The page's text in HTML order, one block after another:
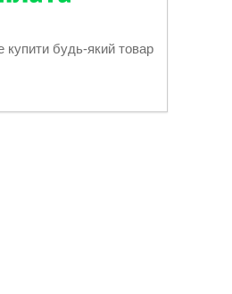
купити будь-який товар